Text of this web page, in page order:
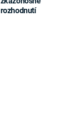
rozhodnutí